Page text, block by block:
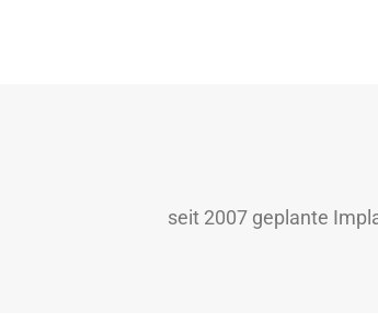
seit 2007 geplante